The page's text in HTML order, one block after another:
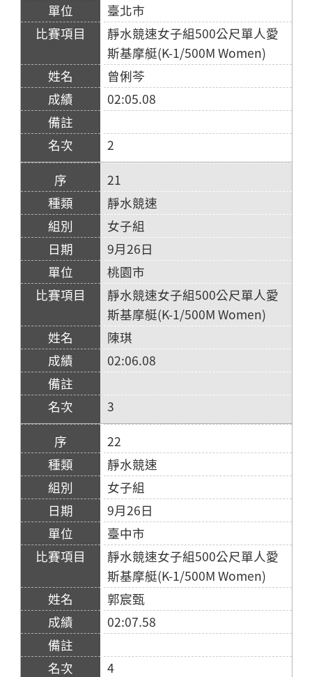
臺北市
靜水競速女子組500公尺單人愛
斯基摩艇(K-1/500M Women)
曾俐芩
02:05.08
2
21
靜水競速
女子組
9月26日
桃園市
靜水競速女子組500公尺單人愛
斯基摩艇(K-1/500M Women)
陳琪
02:06.08
3
22
靜水競速
女子組
9月26日
臺中市
靜水競速女子組500公尺單人愛
斯基摩艇(K-1/500M Women)
郭宸甄
02:07.58
4